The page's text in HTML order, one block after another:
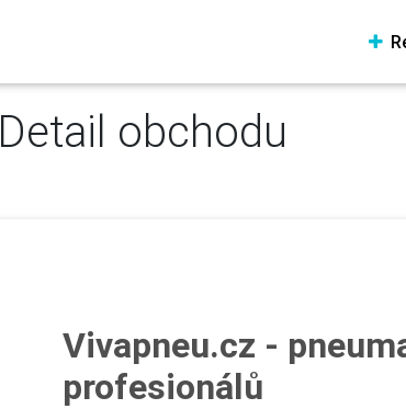
Detail obchodu
Vivapneu.cz -
profesionálů